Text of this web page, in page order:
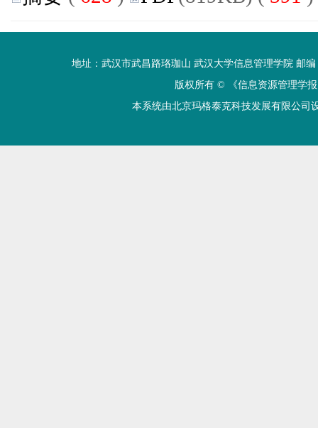
地址：武汉市武昌路珞珈山 武汉大学信息管理学院 邮编
版权所有 ©
《信息资源管理学
本系统由北京玛格泰克科技发展有限公司